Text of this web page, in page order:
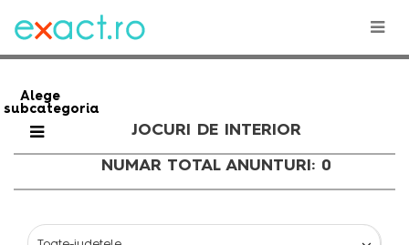
Alege
subcategoria
JOCURI DE INTERIOR
NUMAR TOTAL ANUNTURI: 0